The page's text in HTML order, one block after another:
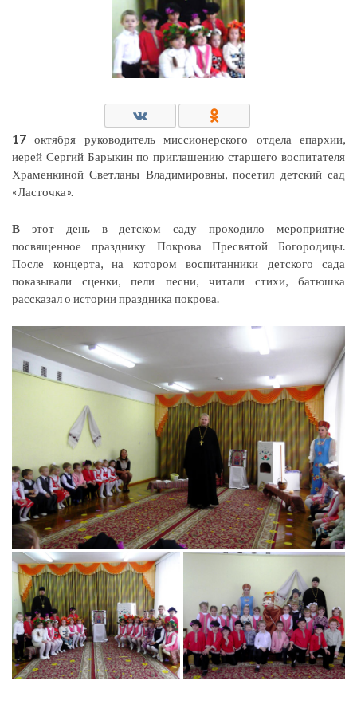
17 октября руководитель миссионерского отдела епархии,
иерей Сергий Барыкин по приглашению старшего воспитателя
Храменкиной Светланы Владимировны, посетил детский сад
«Ласточка».
В этот день в детском саду проходило мероприятие
посвященное празднику Покрова Пресвятой Богородицы.
После концерта, на котором воспитанники детского сада
показывали сценки, пели песни, читали стихи, батюшка
рассказал о истории праздника покрова.